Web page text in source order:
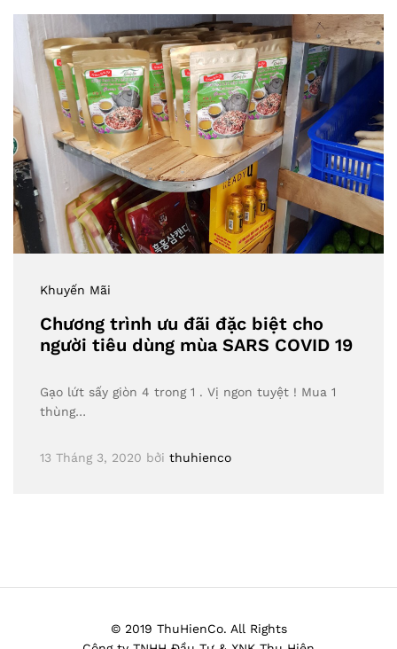
Khuyến Mãi
Chương trình ưu đãi đặc biệt cho
người tiêu dùng mùa SARS COVID 19
Gạo lứt sấy giòn 4 trong 1 . Vị ngon tuyệt ! Mua 1
thùng…
13 Tháng 3, 2020 bởi thuhienco
© 2019 ThuHienCo. All Rights